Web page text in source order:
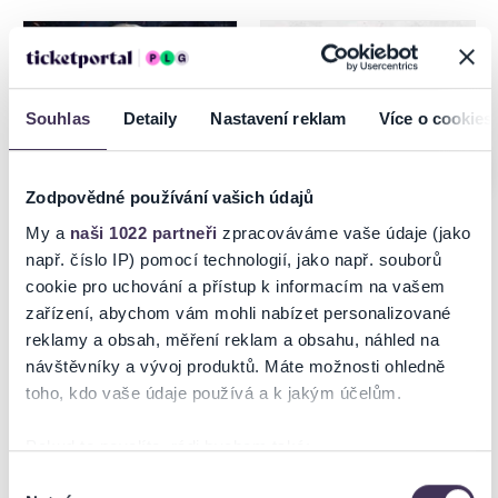
např. číslo IP) pomocí technologií, jako např. souborů
cookie pro uchování a přístup k informacím na vašem
zařízení, abychom vám mohli nabízet personalizované
reklamy a obsah, měření reklam a obsahu, náhled na
návštěvníky a vývoj produktů. Máte možnosti ohledně
toho, kdo vaše údaje používá a k jakým účelům.
Boleslav, Kladno, Frenštát pod
Litvínov
Steel Rave Ostrava 2026
18.09.2026
Ostrava
Davis Cup Qualifiers
18–19.09.2026
Praha